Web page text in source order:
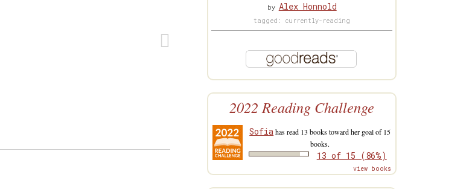
by Alex Honnold
tagged: currently-reading
2022 Reading Challenge
Sofiahas read 13 books toward her goal of 15
books.
13 of 15 (86%)
view books